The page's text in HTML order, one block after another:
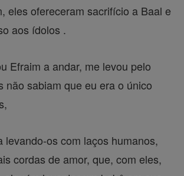
eles ofereceram sacrifício a Baal e
aos ídolos .
Efraim a andar, me levou pelo
não sabiam que eu era o único
levando-os com laços humanos,
cordas de amor, que, com eles,